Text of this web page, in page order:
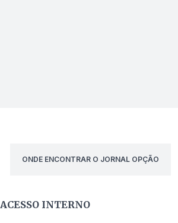
ONDE ENCONTRAR O JORNAL OPÇÃO
ACESSO INTERNO